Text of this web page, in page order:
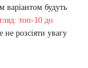
будуть
топ-10 до
розсіяти увагу